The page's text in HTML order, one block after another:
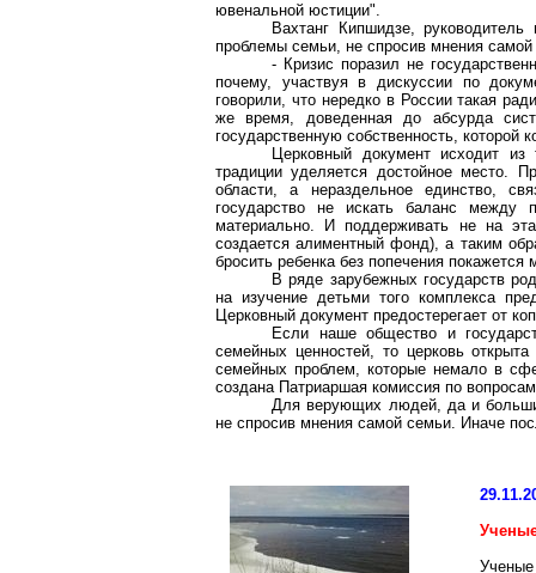
ювенальной юстиции".
Вахтанг
Кипшидзе, руководитель
проблемы семьи, не спросив мнения
- Кризис поразил не
почему, участвуя в дискуссии по
говорили, что нередко в России такая
же время, доведенная до абсурда
государственную собственность, которой
Церковный документ исходит
традиции уделяется достойное место.
области, а нераздельное единство,
государство не искать баланс
материально. И поддерживать не на
создается алиментный фонд), а таким
бросить ребенка без попечения
В ряде зарубежных государств
на изучение детьми того комплекса
Церковный документ предостерегает от
Если наше общество и
семейных ценностей, то церковь
семейных проблем, которые немало в
создана Патриаршая комиссия по
Для верующих людей, да и
не спросив мнения самой семьи. Иначе